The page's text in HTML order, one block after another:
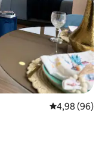
4,98 (96)